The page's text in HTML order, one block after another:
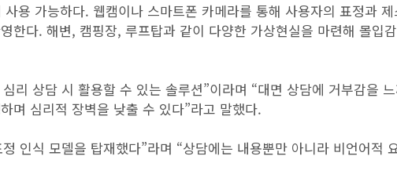
사용 가능하다. 웹캠이나 스마트폰 카메라를 통해 사용자의 표정과
한다. 해변, 캠핑장, 루프탑과 같이 다양한 가상현실을 마련해 몰입
리 상담 시 활용할 수 있는 솔루션”이라며 “대면 상담에 거부감을
며 심리적 장벽을 낮출 수 있다”라고 말했다.
인식 모델을 탑재했다”라며 “상담에는 내용뿐만 아니라 비언어적